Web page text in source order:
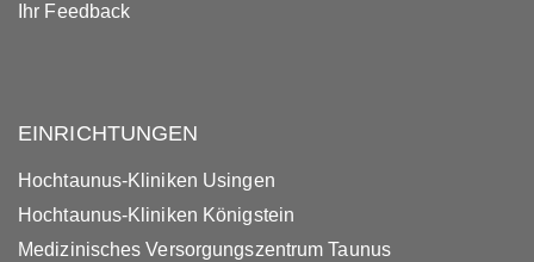
Ihr Feedback
EINRICHTUNGEN
Hochtaunus-Kliniken Usingen
Hochtaunus-Kliniken Königstein
Medizinisches Versorgungszentrum Taunus